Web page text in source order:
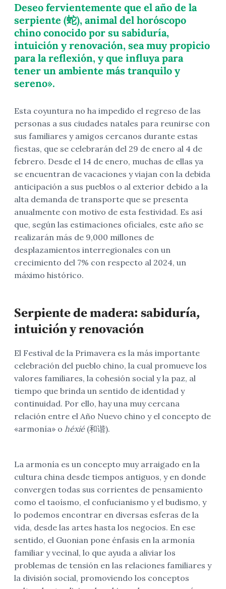
Deseo fervientemente que el año de la
serpiente (蛇), animal del horóscopo
chino conocido por su sabiduría,
intuición y renovación, sea muy propicio
para la reflexión, y que influya para
tener un ambiente más tranquilo y
sereno».
Esta coyuntura no ha impedido el regreso de las
personas a sus ciudades natales para reunirse con
sus familiares y amigos cercanos durante estas
fiestas, que se celebrarán del 29 de enero al 4 de
febrero. Desde el 14 de enero, muchas de ellas ya
se encuentran de vacaciones y viajan con la debida
anticipación a sus pueblos o al exterior debido a la
alta demanda de transporte que se presenta
anualmente con motivo de esta festividad. Es así
que, según las estimaciones oficiales, este año se
realizarán más de 9,000 millones de
desplazamientos interregionales con un
crecimiento del 7% con respecto al 2024, un
máximo histórico.
Serpiente de madera: sabiduría,
intuición y renovación
El Festival de la Primavera es la más importante
celebración del pueblo chino, la cual promueve los
valores familiares, la cohesión social y la paz, al
tiempo que brinda un sentido de identidad y
continuidad. Por ello, hay una muy cercana
relación entre el Año Nuevo chino y el concepto de
«armonía» o héxié(和谐).
La armonía es un concepto muy arraigado en la
cultura china desde tiempos antiguos, y en donde
convergen todas sus corrientes de pensamiento
como el taoísmo, el confucianismo y el budismo, y
lo podemos encontrar en diversas esferas de la
vida, desde las artes hasta los negocios. En ese
sentido, el Guonian pone énfasis en la armonía
familiar y vecinal, lo que ayuda a aliviar los
problemas de tensión en las relaciones familiares y
la división social, promoviendo los conceptos